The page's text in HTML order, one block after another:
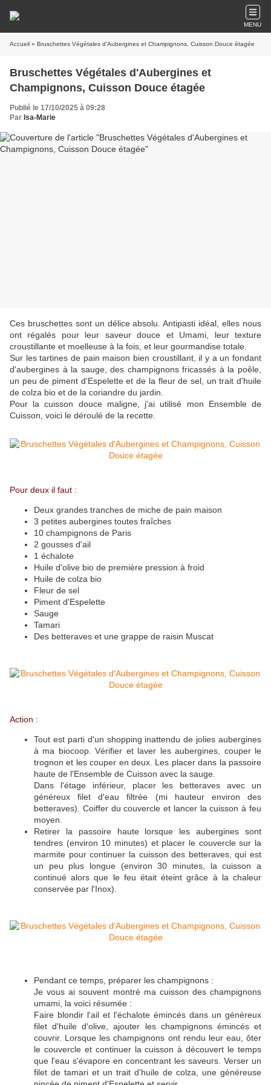
MENU
Accueil » Bruschettes Végétales d'Aubergines et Champignons, Cuisson Douce étagée
Bruschettes Végétales d'Aubergines et
Champignons, Cuisson Douce étagée
Publié le 17/10/2025 à 09:28
Par Isa-Marie
Ces bruschettes sont un délice absolu. Antipasti idéal, elles nous
ont régalés pour leur saveur douce et Umami, leur texture
croustillante et moelleuse à la fois, et leur gourmandise totale.
Sur les tartines de pain maison bien croustillant, il y a un fondant
d'aubergines à la sauge, des champignons fricassés à la poêle,
un peu de piment d'Espelette et de la fleur de sel, un trait d'huile
de colza bio et de la coriandre du jardin.
Pour la cuisson douce maligne, j'ai utilisé mon Ensemble de
Cuisson, voici le déroulé de la recette.
Pour deux il faut :
Deux grandes tranches de miche de pain maison
3 petites aubergines toutes fraîches
10 champignons de Paris
2 gousses d'ail
1 échalote
Huile d'olive bio de première pression à froid
Huile de colza bio
Fleur de sel
Piment d'Espelette
Sauge
Tamari
Des betteraves et une grappe de raisin Muscat
Action :
Tout est parti d'un shopping inattendu de jolies aubergines
à ma biocoop. Vérifier et laver les aubergines, couper le
trognon et les couper en deux. Les placer dans la passoire
haute de l'Ensemble de Cuisson avec la sauge.
Dans l'étage inférieur, placer les betteraves avec un
généreux filet d'eau filtrée (mi hauteur environ des
betteraves). Coiffer du couvercle et lancer la cuisson à feu
moyen.
Retirer la passoire haute lorsque les aubergines sont
tendres (environ 10 minutes) et placer le couvercle sur la
marmite pour continuer la cuisson des betteraves, qui est
un peu plus longue (environ 30 minutes, la cuisson a
continué alors que le feu était éteint grâce à la chaleur
conservée par l'Inox).
Pendant ce temps, préparer les champignons :
Je vous ai souvent montré ma cuisson des champignons
umami, la voici résumée :
Faire blondir l'ail et l'échalote émincés dans un généreux
filet d'huile d'olive, ajouter les champignons émincés et
couvrir. Lorsque les champignons ont rendu leur eau, ôter
le couvercle et continuer la cuisson à découvert le temps
que l'eau s'évapore en concentrant les saveurs. Verser un
filet de tamari et un trait d'huile de colza, une généreuse